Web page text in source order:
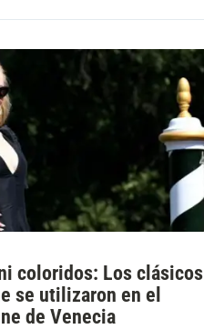
coloridos: Los clásicos
se utilizaron en el
de Venecia